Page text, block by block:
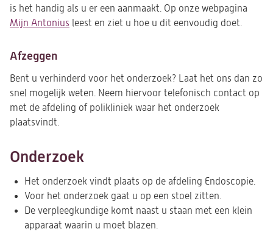
is het handig als u er een aanmaakt. Op onze webpagina
Mijn Antonius leest en ziet u hoe u dit eenvoudig doet.
Afzeggen
Bent u verhinderd voor het onderzoek? Laat het ons dan zo
snel mogelijk weten. Neem hiervoor telefonisch contact op
met de afdeling of polikliniek waar het onderzoek
plaatsvindt.
Onderzoek
Het onderzoek vindt plaats op de afdeling Endoscopie.
Voor het onderzoek gaat u op een stoel zitten.
De verpleegkundige komt naast u staan met een klein
apparaat waarin u moet blazen.